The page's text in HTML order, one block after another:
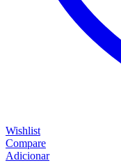
Wishlist
Compare
Adicionar